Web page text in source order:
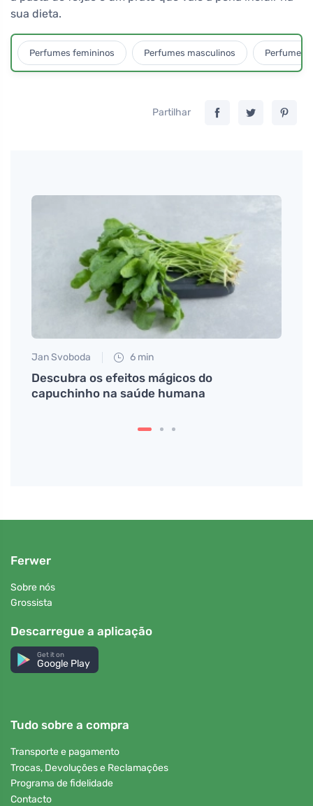
sua dieta.
Perfumes femininos Perfumes masculinos Perfumes
Partilhar
Jan Svoboda 6 min
Descubra os efeitos mágicos do
capuchinho na saúde humana
Ferwer
Sobre nós
Grossista
Descarregue a aplicação
Get it on
Google Play
Tudo sobre a compra
Transporte e pagamento
Trocas, Devoluções e Reclamações
Programa de fidelidade
Contacto